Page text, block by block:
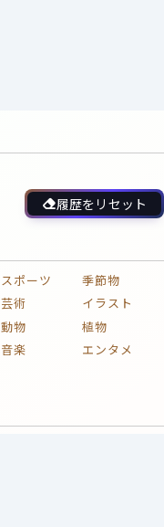
履歴をリセット
スポーツ
季節物
芸術
イラスト
動物
植物
音楽
エンタメ